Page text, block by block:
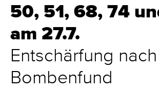
50, 51, 68, 74
am 27.7.
Entschärfung nach
Bombenfund